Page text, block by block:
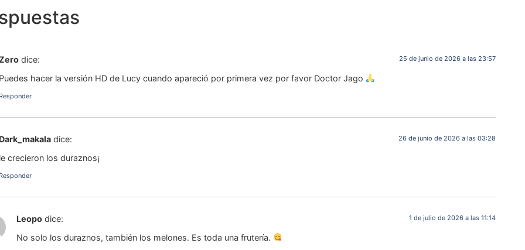
dice: 25 de junio de 2026 a las 23:57
hacer la versión HD de Lucy cuando apareció por primera vez por favor Doctor Jago
dice: 26 de junio de 2026 a las 03:28
crecieron los duraznos¡
Leopo dice: 1 de julio de 2026 a las 11:14
No solo los duraznos, también los melones. Es toda una frutería.